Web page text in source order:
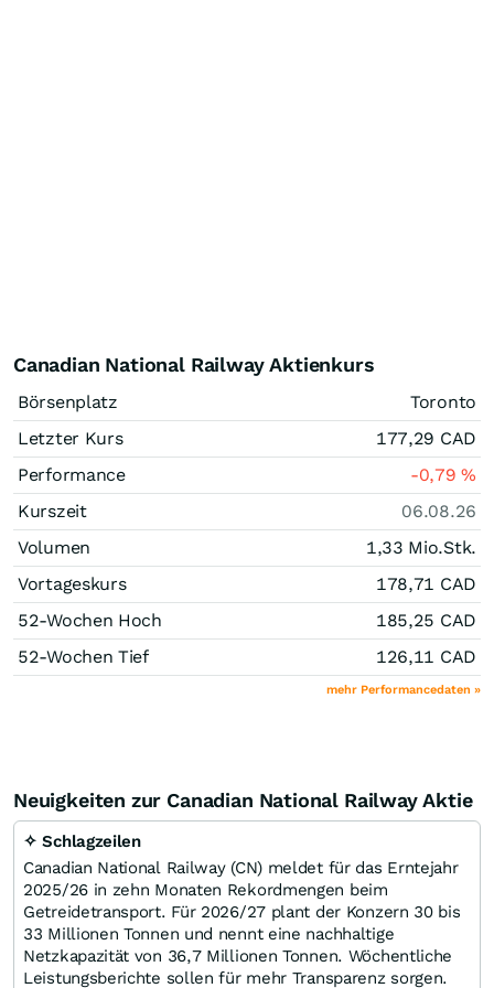
Canadian National Railway Aktienkurs
Börsenplatz
Toronto
Letzter Kurs
177,29 CAD
Performance
-0,79%
Kurszeit
06.08.26
Volumen
1,33 Mio.Stk.
Vortageskurs
178,71 CAD
52-Wochen Hoch
185,25 CAD
52-Wochen Tief
126,11 CAD
mehr Performancedaten »
Neuigkeiten zur Canadian National Railway Aktie
✧ Schlagzeilen
Canadian National Railway (CN) meldet für das Erntejahr
2025/26 in zehn Monaten Rekordmengen beim
Getreidetransport. Für 2026/27 plant der Konzern 30 bis
33 Millionen Tonnen und nennt eine nachhaltige
Netzkapazität von 36,7 Millionen Tonnen. Wöchentliche
Leistungsberichte sollen für mehr Transparenz sorgen.